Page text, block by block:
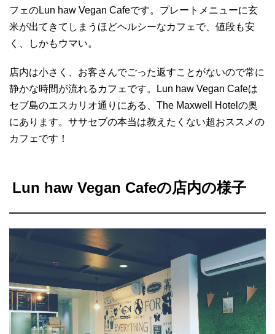
フェのLun haw Vegan Cafeです。プレートメニューに玄
米が出てきてしまうほどヘルシーなカフェで、値段も安
く、しかもウマい。
店内は小さく、お客さんでごった返すことがないので常に
静かな時間が流れるカフェです。Lun haw Vegan Cafeは
セブ島のエスカリオ通りにある、The Maxwell Hotelの奥
にあります。ササセブの本当は教えたくない超おススメの
カフェです！
Lun haw Vegan Cafeの店内の様子